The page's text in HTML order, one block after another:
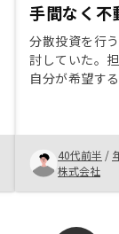
手間なく不
分散投資を行
討していた。
自分が希望す
関しても最大
投資が初めて
40代前半 /
株式会社